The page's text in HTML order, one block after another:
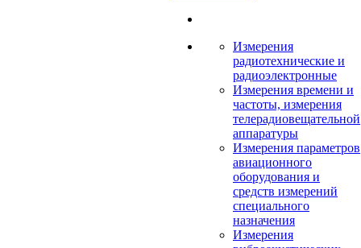
Измерения
радиотехнические и
радиоэлектронные
Измерения времени и
частоты, измерения
телерадиовещательной
аппаратуры
Измерения параметров
авиационного
оборудования и
средств измерений
специального
назначения
Измерения